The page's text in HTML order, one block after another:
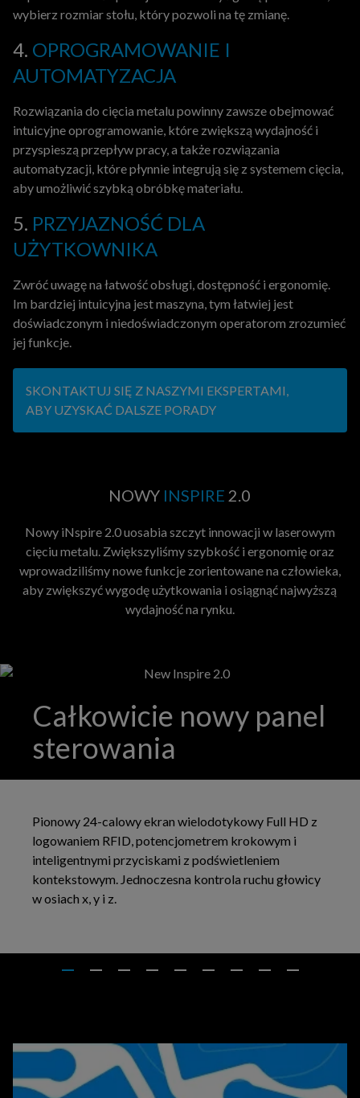
wybierz rozmiar stołu, który pozwoli na tę zmianę.
4. OPROGRAMOWANIE I
AUTOMATYZACJA
Rozwiązania do cięcia metalu powinny zawsze obejmować
intuicyjne oprogramowanie, które zwiększą wydajność i
przyspieszą przepływ pracy, a także rozwiązania
automatyzacji, które płynnie integrują się z systemem cięcia,
aby umożliwić szybką obróbkę materiału.
5. PRZYJAZNOŚĆ DLA
UŻYTKOWNIKA
Zwróć uwagę na łatwość obsługi, dostępność i ergonomię.
Im bardziej intuicyjna jest maszyna, tym łatwiej jest
doświadczonym i niedoświadczonym operatorom zrozumieć
jej funkcje.
SKONTAKTUJ SIĘ Z NASZYMI EKSPERTAMI,
ABY UZYSKAĆ DALSZE PORADY
NOWY INSPIRE 2.0
Nowy iNspire 2.0 uosabia szczyt innowacji w laserowym
cięciu metalu. Zwiększyliśmy szybkość i ergonomię oraz
wprowadziliśmy nowe funkcje zorientowane na człowieka,
aby zwiększyć wygodę użytkowania i osiągnąć najwyższą
wydajność na rynku.
Całkowicie nowy panel
sterowania
Pionowy 24-calowy ekran wielodotykowy Full HD z
logowaniem RFID, potencjometrem krokowym i
inteligentnymi przyciskami z podświetleniem
kontekstowym. Jednoczesna kontrola ruchu głowicy
w osiach x, y i z.